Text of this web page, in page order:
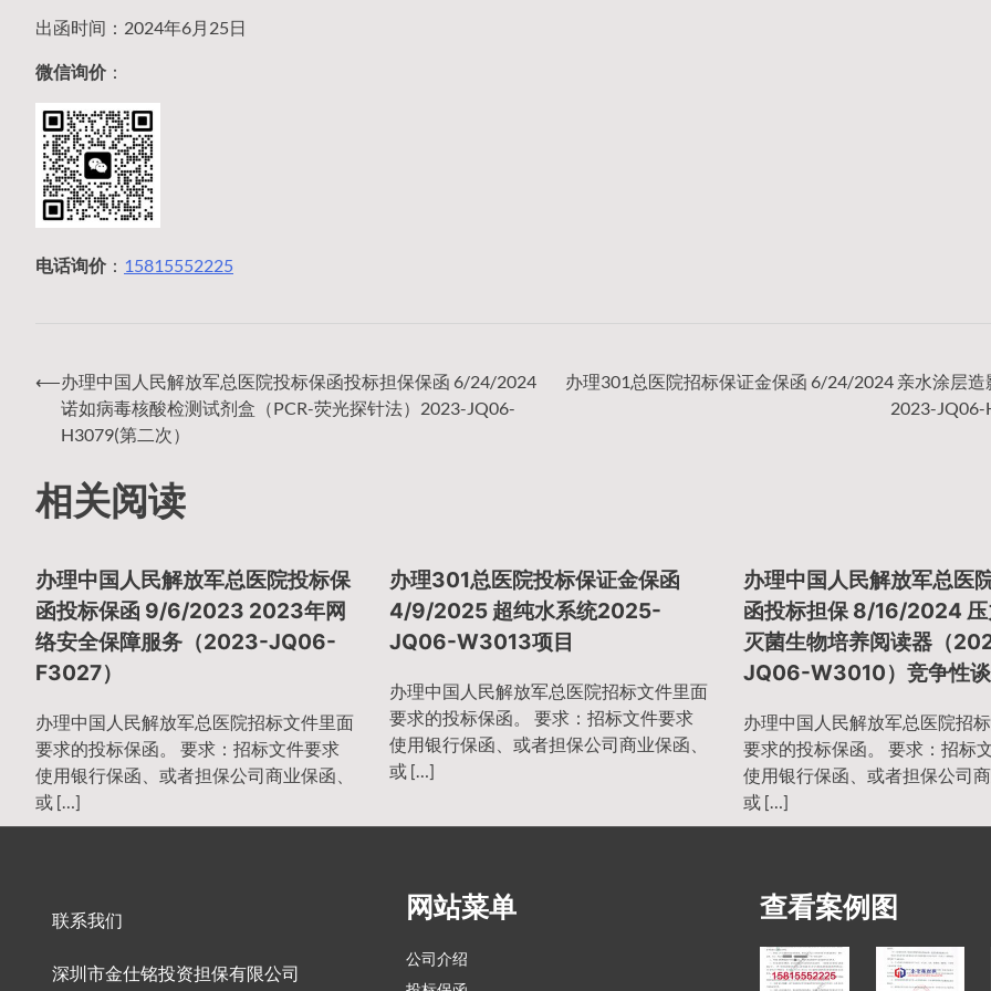
出函时间：2024年6月25日
微信询价：
电话询价： 15815552225
文
章
导
航
⟵办理中国人民解放军总医院投标保函投标担保保函 6/24/2024
诺如病毒核酸检测试剂盒（PCR-荧光探针法）2023-JQ06-
H3079(第二次）
办理301总医院招标保证金保函 6/24/2024 亲水涂层造
2023-JQ06-
相关阅读
办理中国人民解放军总医院投标保
函投标保函 9/6/2023 2023年网
络安全保障服务（2023-JQ06-
F3027）
办理中国人民解放军总医院招标文件里面
要求的投标保函。 要求：招标文件要求
使用银行保函、或者担保公司商业保函、
或 […]
办理301总医院投标保证金保函
4/9/2025 超纯水系统2025-
JQ06-W3013项目
办理中国人民解放军总医院招标文件里面
要求的投标保函。 要求：招标文件要求
使用银行保函、或者担保公司商业保函、
或 […]
办理中国人民解放军总医
函投标担保 8/16/2024 压
灭菌生物培养阅读器（
JQ06-W3010）竞争性
办理中国人民解放军总医院招
要求的投标保函。 要求：招标
使用银行保函、或者担保公司商
或 […]
联系我们
深圳市金仕铭投资担保有限公司
网站菜单
公司介绍
查看案例图